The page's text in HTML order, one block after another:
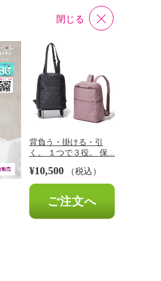
背負う・掛ける・引
く。 １つで３役。 保...
¥10,500 （税込）
ご注文へ
※
閉じる